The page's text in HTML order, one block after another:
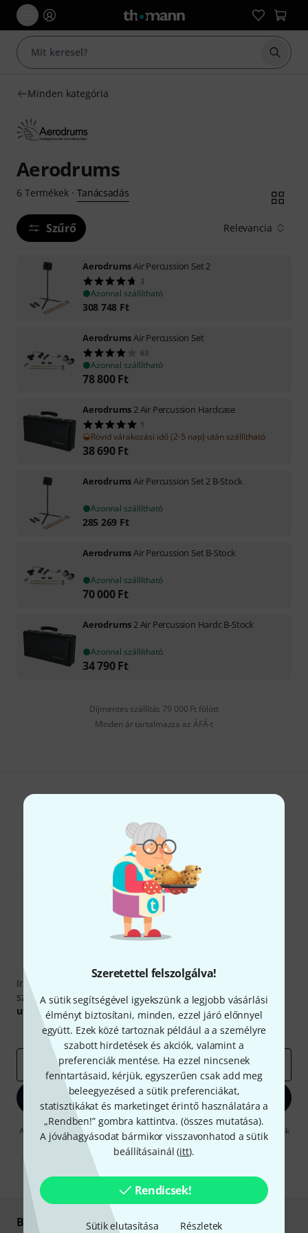
Szeretettel felszolgálva!
A sütik segítségével igyekszünk a legjobb vásárlási
élményt biztosítani, minden, ezzel járó előnnyel
együtt. Ezek közé tartoznak például a a személyre
szabott hirdetések és akciók, valamint a
preferenciák mentése. Ha ezzel nincsenek
fenntartásaid, kérjük, egyszerűen csak add meg
beleegyezésed a sütik preferenciákat,
statisztikákat és marketinget érintő használatára a
„Rendben!” gombra kattintva. (összes mutatása).
A jóváhagyásodat bármikor visszavonhatod a sütik
beállításainál (itt).
Rendicsek!
Sütik elutasítása Részletek
Minden kategória
Aerodrums
6 Termékek· Tanácsadás
Szűrő Relevancia
AerodrumsAir Percussion Set 2
3
Azonnal szállítható
308 748 Ft
AerodrumsAir Percussion Set
63
Azonnal szállítható
78 800 Ft
Aerodrums 2 Air Percussion Hardcase
1
Rövid várakozási idő (2-5 nap) után szállítható
38 690 Ft
AerodrumsAir Percussion Set 2 B-Stock
Azonnal szállítható
285 269 Ft
AerodrumsAir Percussion Set B-Stock
Azonnal szállítható
70 000 Ft
Aerodrums 2 Air Percussion Hardc B-Stock
Azonnal szállítható
34 790 Ft
Díjmentes szállítás 79 000 Ft fölött
Minden ár tartalmazza az ÁFÁ-t
Súgó & Visszajelzések
Thomann hírlevél
Iratkozz fel a Thomann angol nyelvű hírlevelére, és kis
szerencsével megnyerheted a50egyenként50 € értékű
utalványegyikét.
Inspiráló gondolatok
Akciók Thomann
e-mail cím*
Bejelentkezés
A "Bejelentkezés" gombra kattintva elfogadja, hogy e-mailben küldjünk
önnek hirdetéseket. Bármikor leiratkozhat erről. A hírlevélről további
információkat azdata protection guideline
* Kitöltés kötelező
Biztonságos vásárlás és fizetés